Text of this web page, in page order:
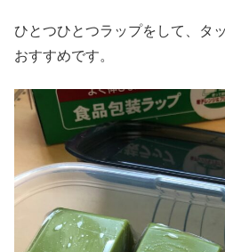
ひとつひとつラップをして、タ
おすすめです。